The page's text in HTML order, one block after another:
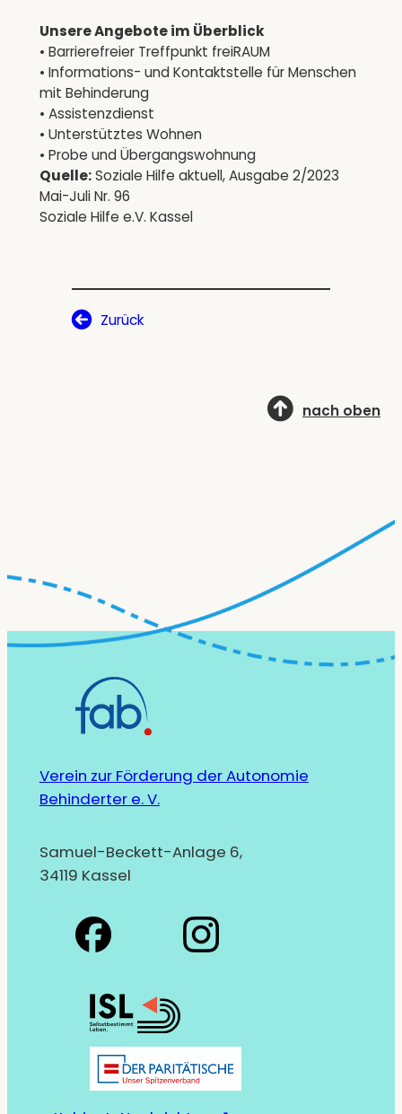
Unsere Angebote im Überblick
• Barrierefreier Treffpunkt freiRAUM
• Informations- und Kontaktstelle für Menschen
mit Behinderung
• Assistenzdienst
• Unterstütztes Wohnen
• Probe und Übergangswohnung
Quelle:Soziale Hilfe aktuell, Ausgabe 2/2023
Mai-Juli Nr. 96
Soziale Hilfe e.V. Kassel
Zurück
nach oben
Verein zur Förderung der Autonomie
Behinderter e. V.
Samuel-Beckett-Anlage 6,
34119 Kassel